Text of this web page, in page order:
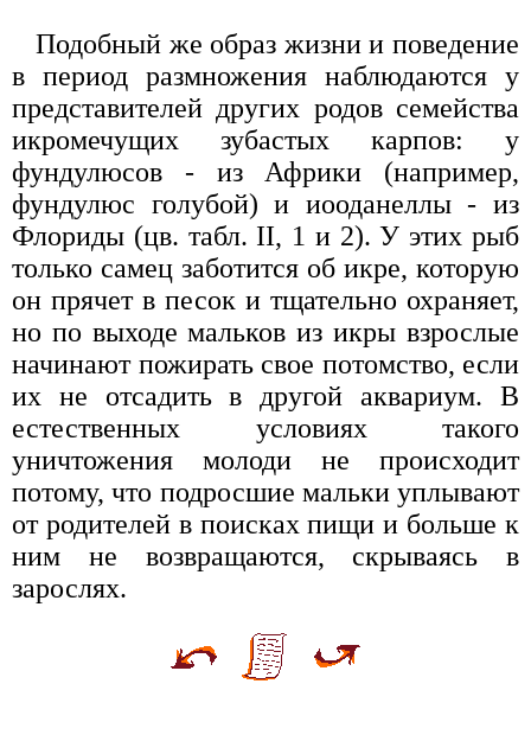
Подобный же образ жизни и поведение
в период размножения наблюдаются у
представителей других родов семейства
икромечущих зубастых карпов: у
фундулюсов - из Африки (например,
фундулюс голубой) и иооданеллы - из
Флориды (цв. табл. II, 1 и 2). У этих рыб
только самец заботится об икре, которую
он прячет в песок и тщательно охраняет,
но по выходе мальков из икры взрослые
начинают пожирать свое потомство, если
их не отсадить в другой аквариум. В
естественных условиях такого
уничтожения молоди не происходит
потому, что подросшие мальки уплывают
от родителей в поисках пищи и больше к
ним не возвращаются, скрываясь в
зарослях.